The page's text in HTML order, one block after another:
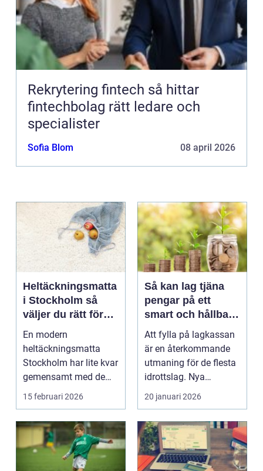
Rekrytering fintech så hittar
fintechbolag rätt ledare och
specialister
Sofia Blom 08 april 2026
Heltäckningsmatta
i Stockholm så
väljer du rätt för
hem och kontor
En modern
heltäckningsmatta
Stockholm har lite kvar
gemensamt med de
platta, trista varianter
15 februari 2026
Så kan lag tjäna
pengar på ett
smart och hållbart
sätt
Att fylla på lagkassan
är en återkommande
utmaning för de flesta
idrottslag. Nya
matchställ, cuper, ...
20 januari 2026